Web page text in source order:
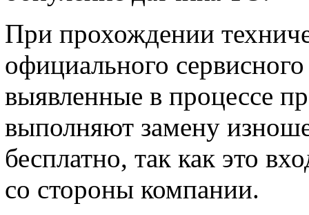
При прохождении
официального
выявленные в процессе
выполняют замену
бесплатно, так как это
со стороны компании.